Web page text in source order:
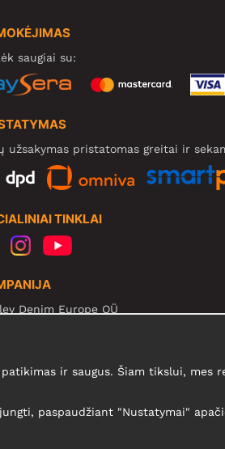
saugiai su:
užsakymas pristatomas greitai ir
TINKLAI
Denim Europe OÜ
Negrąžinti produktų šiuo adresu!
ir saugus. Šiam tikslui, mes
paspaudžiant "Nustatymai"